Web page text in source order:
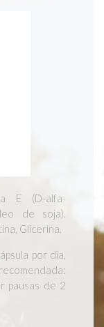
E (D-alfa-
de soja).
Glicerina.
por dia,
pausas de 2